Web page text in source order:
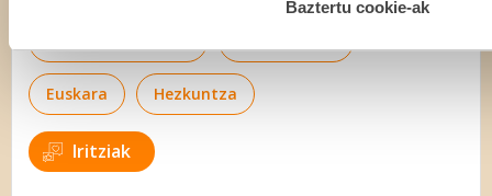
the
Webgune honek cookie propioak eta hirugarrenen cookie-
Zure esperientzia eta zerbitzuak hobetzeko asmoz, cookie
Ohar hau onartuz gero, teknologia hori erabiltzeko baimen
Baztertu cookie-ak
Euskara Hezkuntza
Iritziak